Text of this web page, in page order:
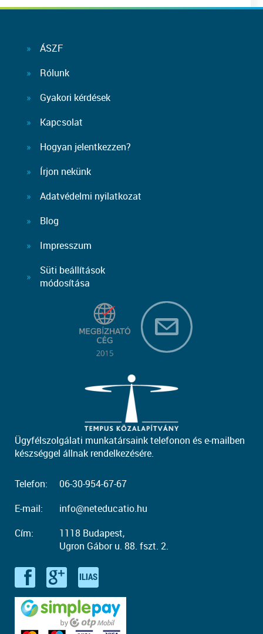
ÁSZF
Rólunk
Gyakori kérdések
Kapcsolat
Hogyan jelentkezzen?
Írjon nekünk
Adatvédelmi nyilatkozat
Blog
Impresszum
Süti beállítások
módosítása
Ügyfélszolgálati munkatársaink telefonon és e-mailben
készséggel állnak rendelkezésére.
Telefon:
06-30-954-67-67
E-mail:
info@neteducatio.hu
Cím:
1118 Budapest,
Ugron Gábor u. 88. fszt. 2.